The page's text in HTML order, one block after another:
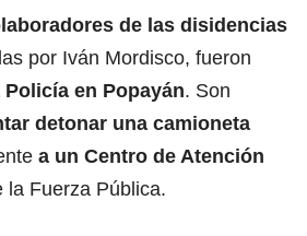
de las disidencias
por Iván Mordisco, fueron
en Popayán. Son
detonar una camioneta
a un Centro de Atención
la Fuerza Pública.